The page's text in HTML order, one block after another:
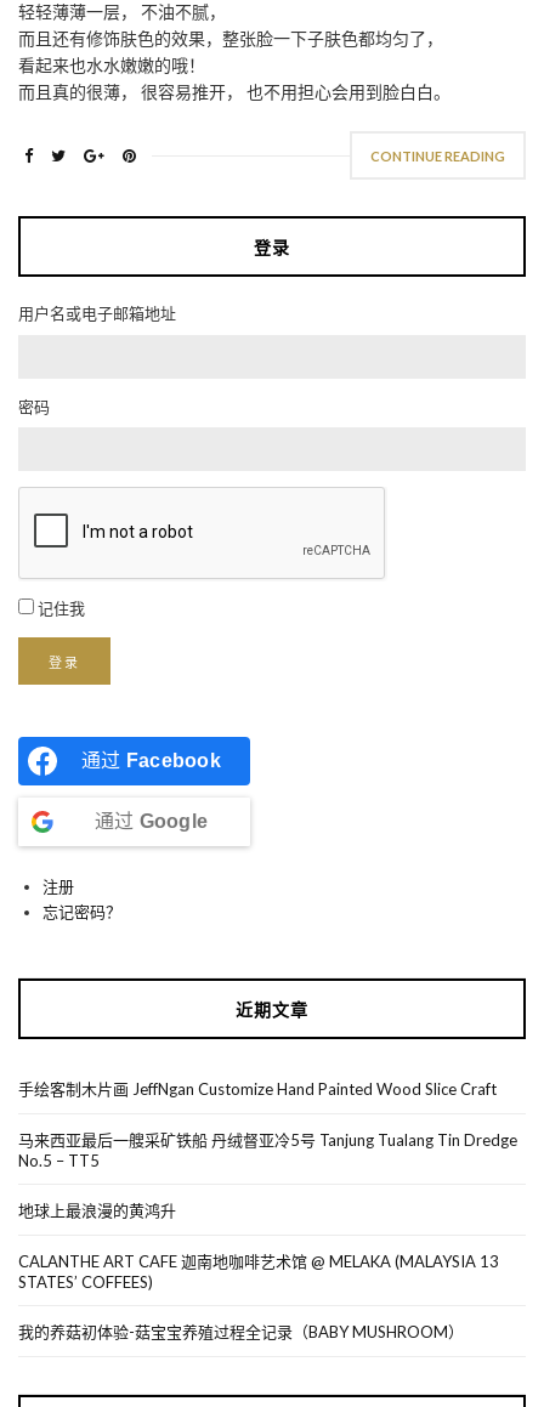
轻轻薄薄一层， 不油不腻，
而且还有修饰肤色的效果，整张脸一下子肤色都均匀了，
看起来也水水嫩嫩的哦！
而且真的很薄， 很容易推开， 也不用担心会用到脸白白。
CONTINUE READING
登录
用户名或电子邮箱地址
密码
记住我
登录
通过 Facebook
通过 Google
注册
忘记密码？
近期文章
手绘客制木片画 JeffNgan Customize Hand Painted Wood Slice Craft
马来西亚最后一艘采矿铁船 丹绒督亚冷5号 Tanjung Tualang Tin Dredge
No.5 – TT5
地球上最浪漫的黄鸿升
CALANTHE ART CAFE 迦南地咖啡艺术馆 @ MELAKA (MALAYSIA 13
STATES’ COFFEES)
我的养菇初体验-菇宝宝养殖过程全记录（BABY MUSHROOM）